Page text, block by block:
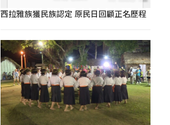
西拉雅族獲民族認定 原民日回顧正名歷程